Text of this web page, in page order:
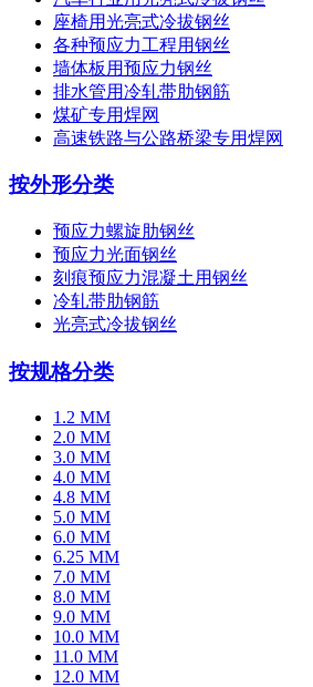
座椅用光亮式冷拔钢丝
各种预应力工程用钢丝
墙体板用预应力钢丝
排水管用冷轧带肋钢筋
煤矿专用焊网
高速铁路与公路桥梁专用焊网
按外形分类
预应力螺旋肋钢丝
预应力光面钢丝
刻痕预应力混凝土用钢丝
冷轧带肋钢筋
光亮式冷拔钢丝
按规格分类
1.2 MM
2.0 MM
3.0 MM
4.0 MM
4.8 MM
5.0 MM
6.0 MM
6.25 MM
7.0 MM
8.0 MM
9.0 MM
10.0 MM
11.0 MM
12.0 MM